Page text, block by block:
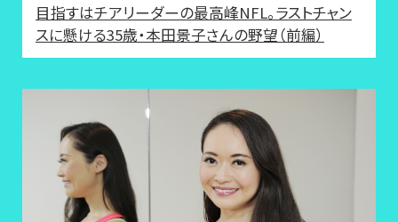
目指すはチアリーダーの最高峰NFL。ラストチャン
スに懸ける35歳・本田景子さんの野望（前編）